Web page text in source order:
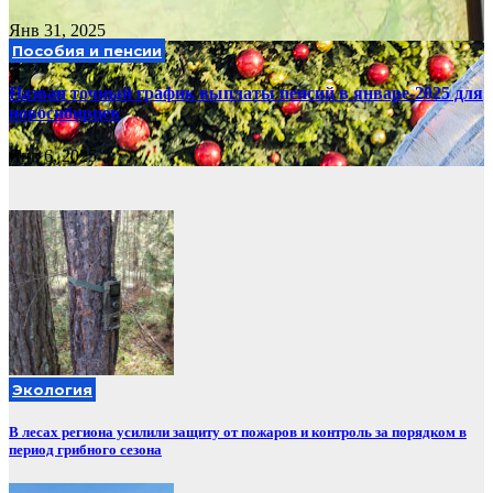
Янв 31, 2025
Пособия и пенсии
Назван точный график выплаты пенсий в январе-2025 для
новосибирцев
Янв 6, 2025
Экология
В лесах региона усилили защиту от пожаров и контроль за порядком в
период грибного сезона